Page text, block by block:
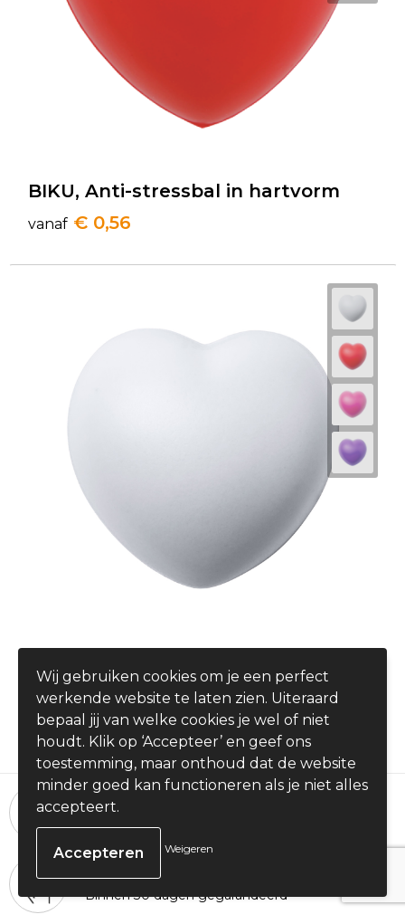
BIKU, Anti-stressbal in hartvorm
vanaf € 0,56
Adora - antistress bal
vanaf € 0,83
24 uur per dag, 7 dagen per week
Bestellingen plaatsen
100% Tevredenheid
Binnen 30 dagen gegarandeerd
Wij gebruiken cookies om je een perfect
werkende website te laten zien. Uiteraard
bepaal jij van welke cookies je wel of niet
houdt. Klik op ‘Accepteer’ en geef ons
toestemming, maar onthoud dat de website
minder goed kan functioneren als je niet alles
accepteert.
Weigeren